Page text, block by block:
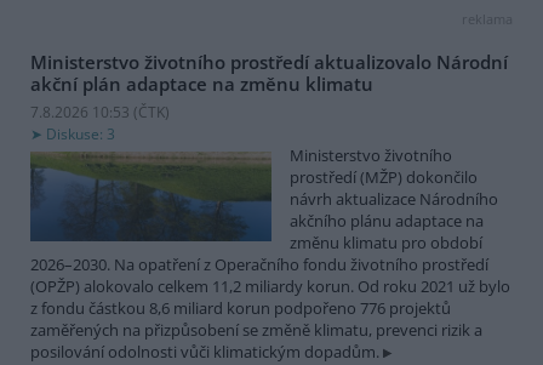
reklama
Ministerstvo životního prostředí aktualizovalo Národní
akční plán adaptace na změnu klimatu
7.8.2026 10:53 (ČTK)
Diskuse: 3
Ministerstvo životního
prostředí (MŽP) dokončilo
návrh aktualizace Národního
akčního plánu adaptace na
změnu klimatu pro období
2026–2030. Na opatření z Operačního fondu životního prostředí
(OPŽP) alokovalo celkem 11,2 miliardy korun. Od roku 2021 už bylo
z fondu částkou 8,6 miliard korun podpořeno 776 projektů
zaměřených na přizpůsobení se změně klimatu, prevenci rizik a
posilování odolnosti vůči klimatickým dopadům.